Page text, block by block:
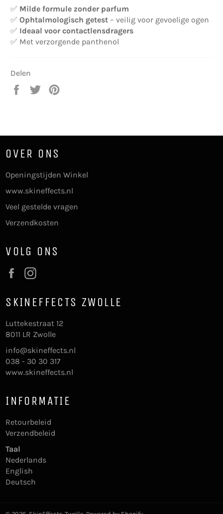
✅ Milde formule zonder parfum
✅Ophtalmologisch getest – veilig voor gevoelige ogen
✅ Ideaal voor contactlensdragers
✅ Met verzorgende panthenol
Delen
Delen
Twitteren
OVER ONS
Openingstijden Winkel
www.skineffects.nl
Veel gestelde vragen
Verzendkosten
VOLG ONS
Facebook
SKINEFFECTS ZWOLLE
Luttekestraat 12
8011 LR Zwolle
info@skineffects.nl
038 - 30 30 317
www.skineffects.nl
INFORMATIE
Retourbeleid
Verzendbeleid
Taal
Nederlands
English
Deutsch